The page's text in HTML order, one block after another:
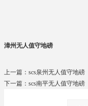
漳州无人值守地磅
上一篇： scs泉州无人值守地磅
下一篇： scs南平无人值守地磅